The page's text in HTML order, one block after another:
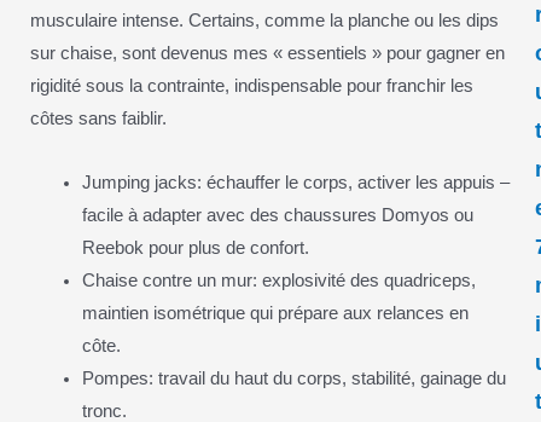
musculaire intense. Certains, comme la planche ou les dips
sur chaise, sont devenus mes « essentiels » pour gagner en
rigidité sous la contrainte, indispensable pour franchir les
côtes sans faiblir.
Jumping jacks: échauffer le corps, activer les appuis –
facile à adapter avec des chaussures Domyos ou
Reebok pour plus de confort.
Chaise contre un mur: explosivité des quadriceps,
maintien isométrique qui prépare aux relances en
côte.
Pompes: travail du haut du corps, stabilité, gainage du
tronc.